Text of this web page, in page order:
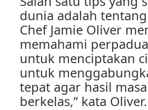
dunia adalah
Chef Jamie Oliver
memahami
untuk menciptakan
untuk
tepat agar hasil
berkelas,” kata Oliver.